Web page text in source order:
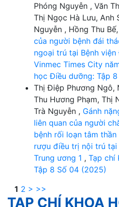
Phóng Nguyễn , Văn
Thị Ngọc Hà Lưu, Anh
Nguyễn , Hồng Thu Bế,
của người bệnh đái
ngoại trú tại Bệnh
Vinmec Times City
học Điều dưỡng: Tập
Thị Điệp Phương Ngô,
Thu Hương Phạm, Thị
Trà Nguyễn , Gánh
liên quan của người
bệnh rối loạn tâm
rượu điều trị nội trú tại
Trung ương 1 , Tạp chí
Tập 8 Số 04 (2025)
1 2 > >>
TẠP CHÍ KHOA